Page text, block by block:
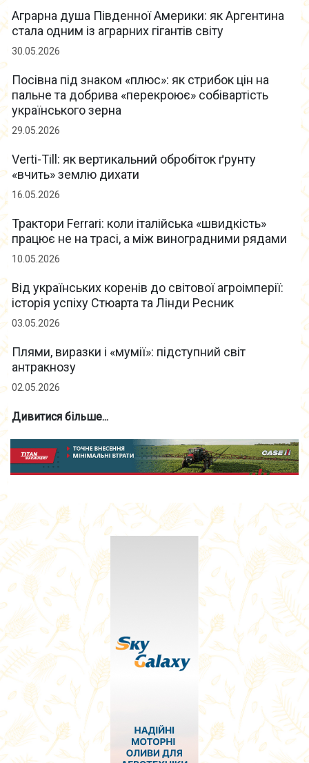
Аграрна душа Південної Америки: як Аргентина
стала одним із аграрних гігантів світу
30.05.2026
Посівна під знаком «плюс»: як стрибок цін на
пальне та добрива «перекроює» собівартість
українського зерна
29.05.2026
Verti-Till: як вертикальний обробіток ґрунту
«вчить» землю дихати
16.05.2026
Трактори Ferrari: коли італійська «швидкість»
працює не на трасі, а між виноградними рядами
10.05.2026
Від українських коренів до світової агроімперії:
історія успіху Стюарта та Лінди Ресник
03.05.2026
Плями, виразки і «мумії»: підступний світ
антракнозу
02.05.2026
Дивитися більше...